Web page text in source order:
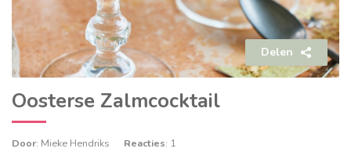
Delen
Oosterse Zalmcocktail
Door: Mieke Hendriks Reacties: 1